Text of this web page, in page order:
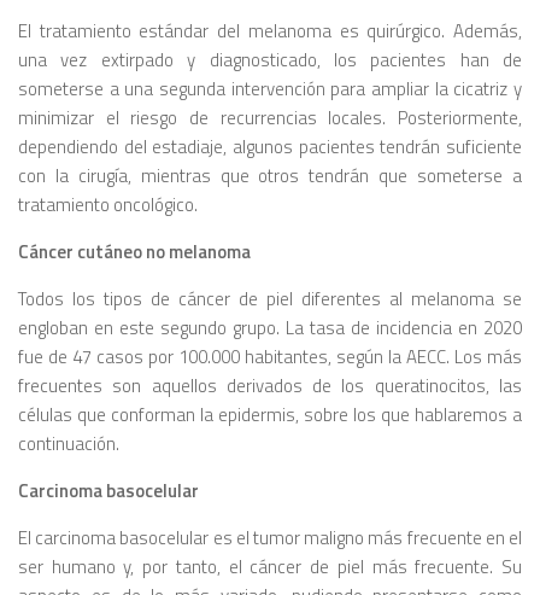
El tratamiento estándar del melanoma es quirúrgico. Además,
una vez extirpado y diagnosticado, los pacientes han de
someterse a una segunda intervención para ampliar la cicatriz y
minimizar el riesgo de recurrencias locales. Posteriormente,
dependiendo del estadiaje, algunos pacientes tendrán suficiente
con la cirugía, mientras que otros tendrán que someterse a
tratamiento oncológico.
Cáncer cutáneo no melanoma
Todos los tipos de cáncer de piel diferentes al melanoma se
engloban en este segundo grupo. La tasa de incidencia en 2020
fue de 47 casos por 100.000 habitantes, según la AECC. Los más
frecuentes son aquellos derivados de los queratinocitos, las
células que conforman la epidermis, sobre los que hablaremos a
continuación.
Carcinoma basocelular
El carcinoma basocelular es el tumor maligno más frecuente en el
ser humano y, por tanto, el cáncer de piel más frecuente. Su